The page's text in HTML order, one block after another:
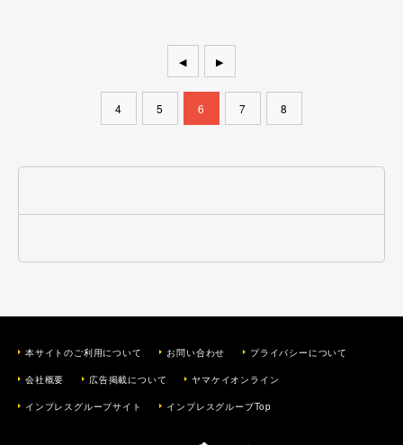
◀ ▶
4 5 6 7 8
本サイトのご利用について お問い合わせ プライバシーについて
会社概要 広告掲載について ヤマケイオンライン
インプレスグループサイト インプレスグループTop